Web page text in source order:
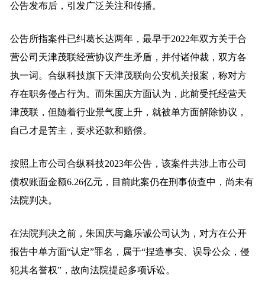
公告发布后，引发广泛关注和传播。
公告所指案件已纠葛长达两年，最早于2022年双方关于合
营公司天津茂联经营协议产生矛盾，并付诸仲裁，双方各
执一词。合纵科技旗下天津茂联向公安机关报案，称对方
存在职务侵占行为。而朱国庆方面认为，此前受托经营天
津茂联，但随着行业景气度上升，就被单方面解除协议，
自己才是苦主，要求还款和赔偿。
按照上市公司合纵科技2023年公告，该案件共涉上市公司
债权账面金额6.26亿元，目前此案仍在刑事侦查中，尚未有
法院判决。
在法院判决之前，朱国庆与鑫乐诚公司认为，对方在公开
报告中单方面“认定”罪名，属于“捏造事实、误导公众，侵
犯其名誉权”，故向法院提起多项诉讼。